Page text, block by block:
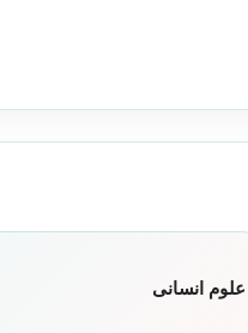
علوم انسانی